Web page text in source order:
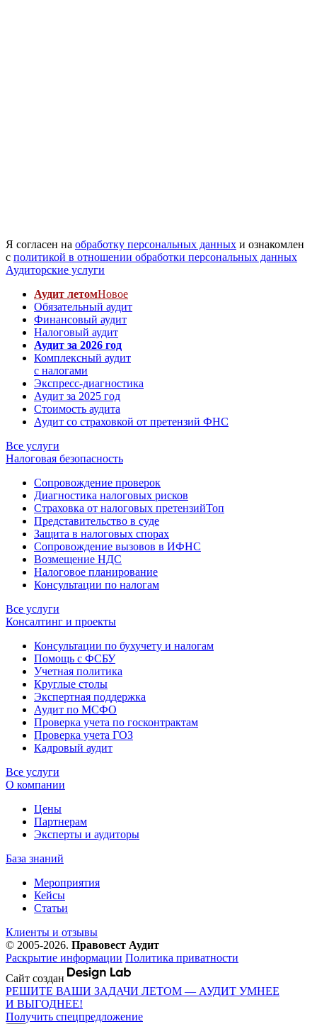
Я согласен на обработку персональных данных и ознакомлен
с политикой в отношении обработки персональных данных
Аудиторские услуги
Аудит летомНовое
Обязательный аудит
Финансовый аудит
Налоговый аудит
Аудит за 2026 год
Комплексный аудит
с налогами
Экспресс-диагностика
Аудит за 2025 год
Стоимость аудита
Аудит со страховкой от претензий ФНС
Все услуги
Налоговая безопасность
Сопровождение проверок
Диагностика налоговых рисков
Страховка от налоговых претензийТоп
Представительство в суде
Защита в налоговых спорах
Сопровождение вызовов в ИФНС
Возмещение НДС
Налоговое планирование
Консультации по налогам
Все услуги
Консалтинг и проекты
Консультации по бухучету и налогам
Помощь с ФСБУ
Учетная политика
Круглые столы
Экспертная поддержка
Аудит по МСФО
Проверка учета по госконтрактам
Проверка учета ГОЗ
Кадровый аудит
Все услуги
О компании
Цены
Партнерам
Эксперты и аудиторы
База знаний
Мероприятия
Кейсы
Статьи
Клиенты и отзывы
© 2005-2026. Правовест Аудит
Раскрытие информации Политика приватности
Сайт создан
РЕШИТЕ ВАШИ ЗАДАЧИ ЛЕТОМ — АУДИТ УМНЕЕ
И ВЫГОДНЕЕ!
Получить спецпредложение